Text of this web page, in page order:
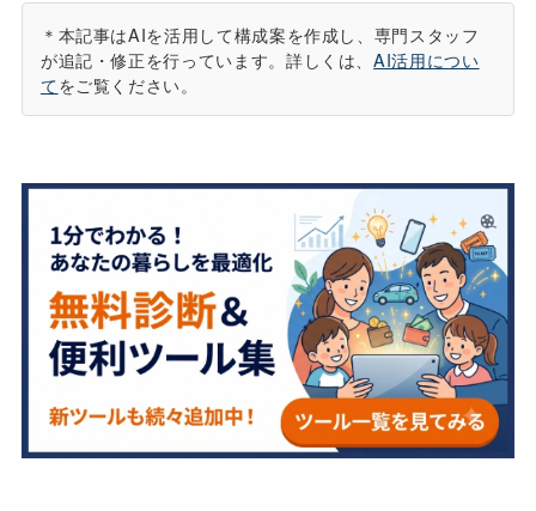
＊本記事はAIを活用して構成案を作成し、専門スタッフ
が追記・修正を行っています。詳しくは、AI活用につい
てをご覧ください。